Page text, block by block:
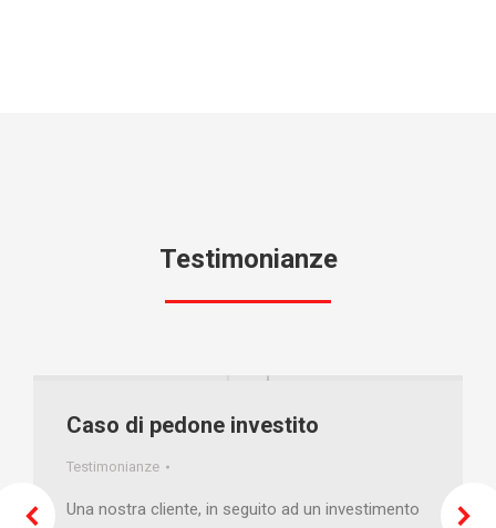
Testimonianze
Caso di pedone investito
Testimonianze
Una nostra cliente, in seguito ad un investimento